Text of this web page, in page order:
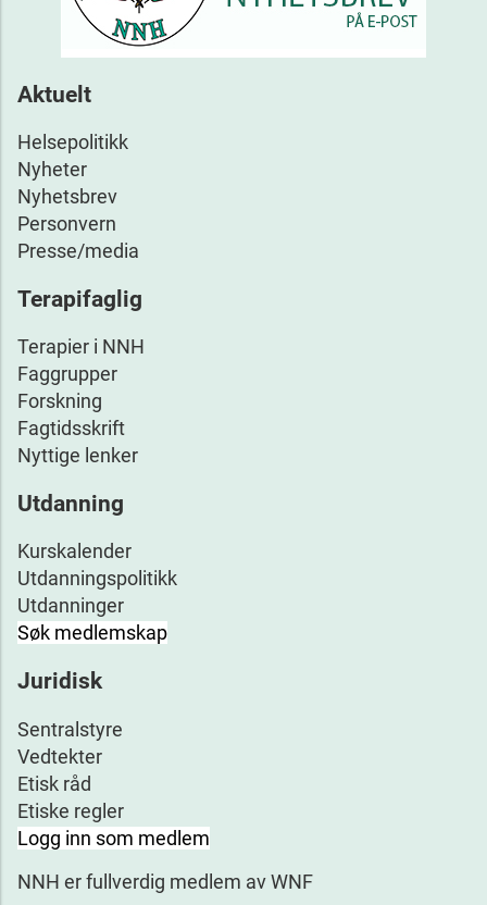
Aktuelt
Helsepolitikk
Nyheter
Nyhetsbrev
Personvern
Presse/media
Terapifaglig
Terapier i NNH
Faggrupper
Forskning
Fagtidsskrift
Nyttige lenker
Utdanning
Kurskalender
Utdanningspolitikk
Utdanninger
Søk medlemskap
Juridisk
Sentralstyre
Vedtekter
Etisk råd
Etiske regler
Logg inn som medlem
NNH er fullverdig medlem av WNF